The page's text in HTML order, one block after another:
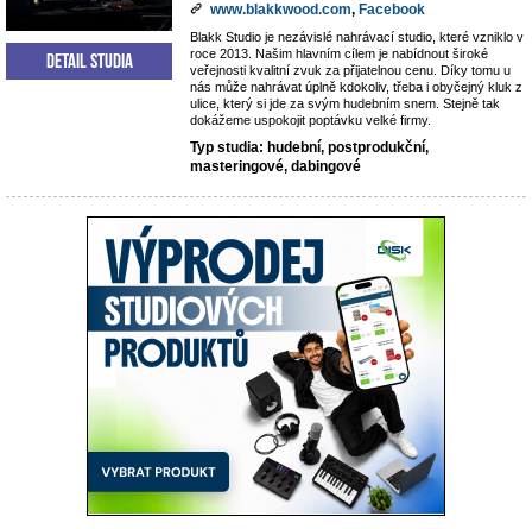
www.blakkwood.com, Facebook
Blakk Studio je nezávislé nahrávací studio, které vzniklo v
roce 2013. Našim hlavním cílem je nabídnout široké
veřejnosti kvalitní zvuk za přijatelnou cenu. Díky tomu u
nás může nahrávat úplně kdokoliv, třeba i obyčejný kluk z
ulice, který si jde za svým hudebním snem. Stejně tak
dokážeme uspokojit poptávku velké firmy.
Typ studia: hudební, postprodukční,
masteringové, dabingové
Detail studia